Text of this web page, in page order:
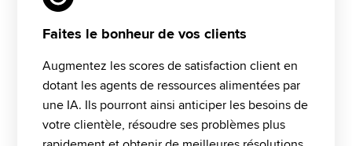
Faites le bonheur de vos clients
Augmentez les scores de satisfaction client en
dotant les agents de ressources alimentées par
une IA. Ils pourront ainsi anticiper les besoins de
votre clientèle, résoudre ses problèmes plus